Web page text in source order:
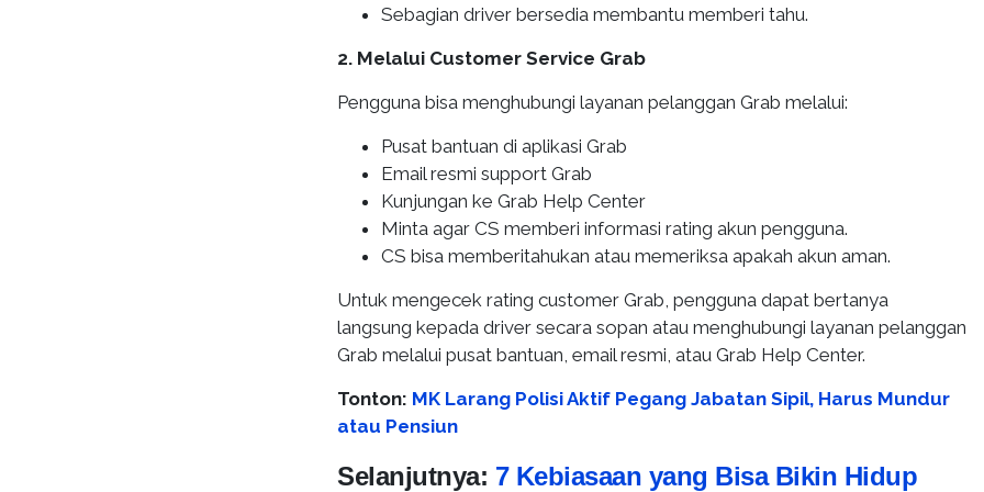
Sebagian driver bersedia membantu memberi tahu.
2. Melalui Customer Service Grab
Pengguna bisa menghubungi layanan pelanggan Grab melalui:
Pusat bantuan di aplikasi Grab
Email resmi support Grab
Kunjungan ke Grab Help Center
Minta agar CS memberi informasi rating akun pengguna.
CS bisa memberitahukan atau memeriksa apakah akun aman.
Untuk mengecek rating customer Grab, pengguna dapat bertanya
langsung kepada driver secara sopan atau menghubungi layanan pelanggan
Grab melalui pusat bantuan, email resmi, atau Grab Help Center.
Tonton: MK Larang Polisi Aktif Pegang Jabatan Sipil, Harus Mundur
atau Pensiun
Selanjutnya: 7 Kebiasaan yang Bisa Bikin Hidup